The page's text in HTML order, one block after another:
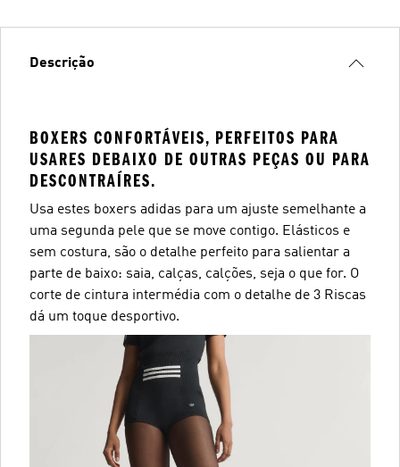
Descrição
BOXERS CONFORTÁVEIS, PERFEITOS PARA
USARES DEBAIXO DE OUTRAS PEÇAS OU PARA
DESCONTRAÍRES.
Usa estes boxers adidas para um ajuste semelhante a
uma segunda pele que se move contigo. Elásticos e
sem costura, são o detalhe perfeito para salientar a
parte de baixo: saia, calças, calções, seja o que for. O
corte de cintura intermédia com o detalhe de 3 Riscas
dá um toque desportivo.